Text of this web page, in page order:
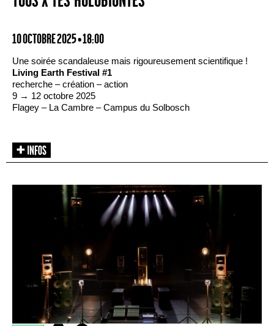
10 OCTOBRE 2025 • 18:00
Une soirée scandaleuse mais rigoureusement scientifique !
Living Earth Festival #1
recherche – création – action
9 → 12 octobre 2025
Flagey – La Cambre – Campus du Solbosch